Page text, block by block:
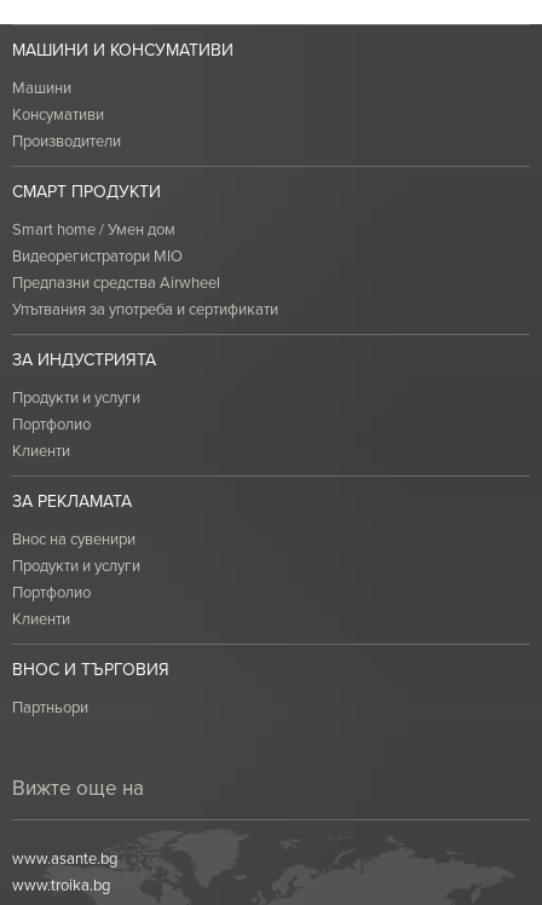
МАШИНИ И КОНСУМАТИВИ
Машини
Консумативи
Производители
СМАРТ ПРОДУКТИ
Smart home / Умен дом
Видеорегистратори MIO
Предпазни средства Airwheel
Упътвания за употреба и сертификати
ЗА ИНДУСТРИЯТА
Продукти и услуги
Портфолио
Клиенти
ЗА РЕКЛАМАТА
Внос на сувенири
Продукти и услуги
Портфолио
Клиенти
ВНОС И ТЪРГОВИЯ
Партньори
Вижте още на
www.asante.bg
www.troika.bg